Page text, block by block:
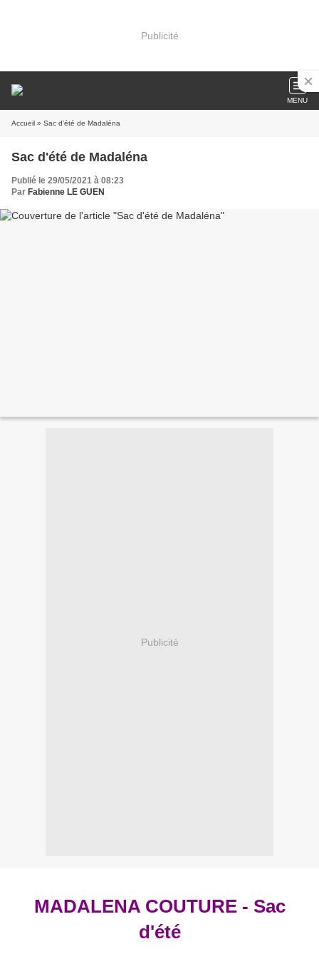
Publicité
MENU
Accueil » Sac d'été de Madaléna
Sac d'été de Madaléna
Publié le 29/05/2021 à 08:23
Par Fabienne LE GUEN
Publicité
MADALENA COUTURE - Sac
d'été